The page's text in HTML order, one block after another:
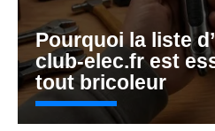
Pourquoi la liste
club-elec.fr est
tout bricoleur